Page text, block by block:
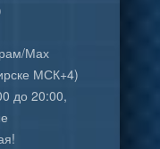
Мах
МСК+4)
до 20:00,